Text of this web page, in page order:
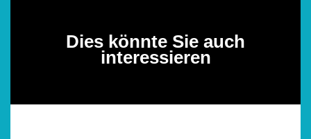
Dies könnte Sie auch
interessieren